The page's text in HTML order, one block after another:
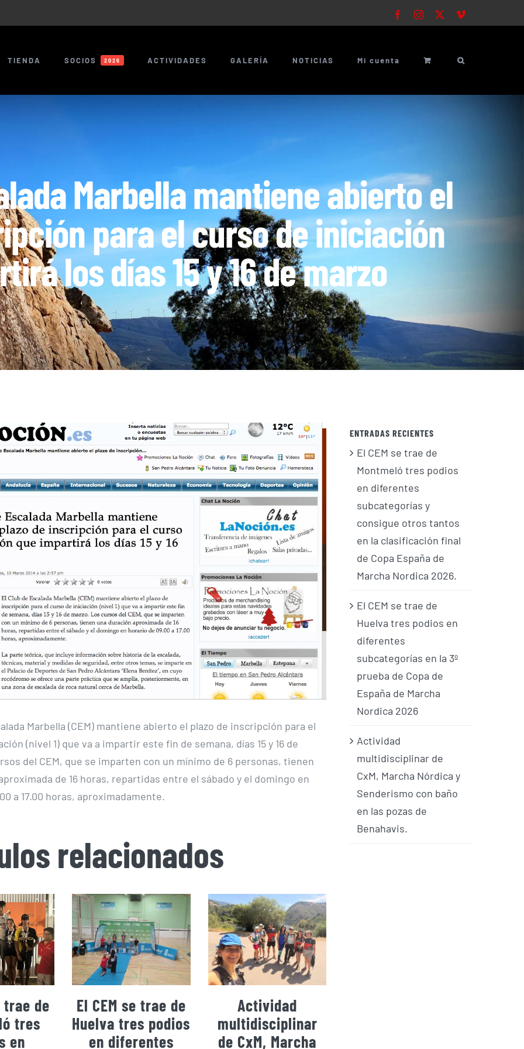
FacebookInstagram Vimeo
TIENDA SOCIOS 2026 ACTIVIDADES GALERÍA NOTICIAS Mi cuenta
Marbella mantiene abierto el
para el curso de iniciación
los días 15 y 16 de marzo
Marbella (CEM) mantiene abierto el plazo de inscripción para el
(nivel 1) que va a impartir este fin de semana, días 15 y 16 de
del CEM, que se imparten con un mínimo de 6 personas, tienen
de 16 horas, repartidas entre el sábado y el domingo en
a 17.00 horas, aproximadamente.
relacionados
trae de
tres
en
El CEM se trae de
Huelva tres podios
en diferentes
Actividad
multidisciplinar
de CxM, Marcha
ENTRADAS RECIENTES
El CEM se trae de
Montmeló tres podios
en diferentes
subcategorías y
consigue otros tantos
en la clasificación final
de Copa España de
Marcha Nordica 2026.
El CEM se trae de
Huelva tres podios en
diferentes
subcategorías en la 3º
prueba de Copa de
España de Marcha
Nordica 2026
Actividad
multidisciplinar de
CxM, Marcha Nórdica y
Senderismo con baño
en las pozas de
Benahavis.